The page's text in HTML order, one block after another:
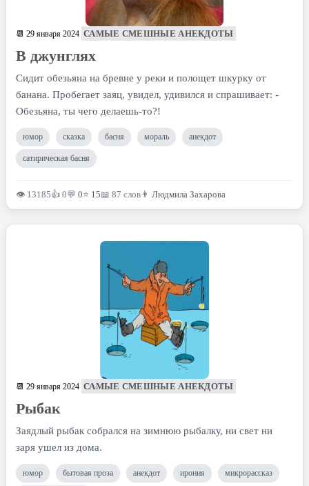
📆 29 января 2024 САМЫЕ СМЕШНЫЕ АНЕКДОТЫ
В джунглях
Сидит обезьяна на бревне у реки и полощет шкурку от
банана. Пробегает заяц, увидел, удивился и спрашивает: -
Обезьяна, ты чего делаешь-то?!
юмор сказка басня мораль анекдот
сатирическая басня
👁 13185👍 0💬 0⭐ 15📖 87 слов 👨 Людмила Захарова
📆 29 января 2024 САМЫЕ СМЕШНЫЕ АНЕКДОТЫ
Рыбак
Заядлый рыбак собрался на зимнюю рыбалку, ни свет ни
заря ушел из дома.
юмор бытовая проза анекдот ирония микрорассказ